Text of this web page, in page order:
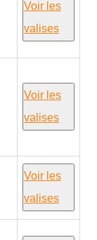
Voir les
valises
Voir les
valises
Voir les
valises